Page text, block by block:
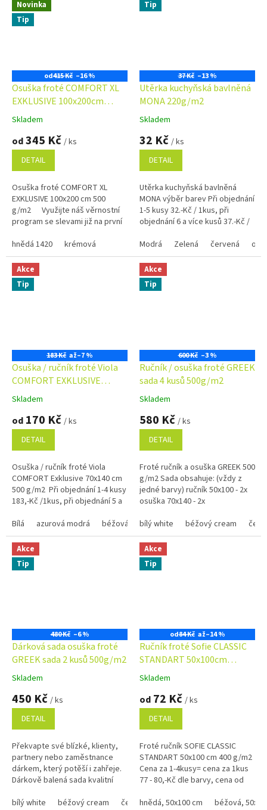
Novinka
Tip
od415 Kč –16 %
Osuška froté COMFORT XL
EXKLUSIVE 100x200cm
500g/m2
Průměrné
produktu
4,7
5
hvězdiček.
Skladem
od345 Kč / ks
DETAIL
Osuška froté COMFORT XL
EXKLUSIVE 100x200 cm 500
g/m2 Využijte náš věrnostní
program se slevami již na první
hnědá 1420
krémová
Tip
37 Kč –13 %
Utěrka kuchyňská bavlněná
MONA 220g/m2
Průměrné
hodnocení
produktu
4,9
5
hvězdiček.
Skladem
32 Kč / ks
DETAIL
Utěrka kuchyňská bavlněná
MONA výběr barev Při objednání
1-5 kusy 32.-Kč / 1kus, při
objednání 6 a více kusů 37.-Kč /
program se...
Modrá Zelená červená
Akce
Tip
183 Kč až–7 %
Osuška / ručník froté Viola
COMFORT EXKLUSIVE
70x140 cm 500 g/m2
Průměrné
produktu
5,0
5
hvězdiček.
Skladem
od 170 Kč / ks
DETAIL
Osuška / ručník froté Viola
COMFORT Exklusive 70x140 cm
500 g/m2 Při objednání 1-4 kusy
183,-Kč /1kus, při objednání 5 a
krémová, béžová a...
Bílá azurová modrá béžová černá červená hnědá 1420
Akce
Tip
600 Kč –3 %
Ručník / osuška froté GREEK
sada 4 kusů 500g/m2
Průměrné
hodnocení
produktu
5,0
5
hvězdiček.
Skladem
580 Kč / ks
DETAIL
Froté ručník a osuška GREEK 500
g/m2 Sada obsahuje: (vždy z
jedné barvy) ručník 50x100 - 2x
osuška 70x140 - 2x
bílý white
béžový cream
Akce
Tip
480 Kč –6 %
Dárková sada osuška froté
GREEK sada 2 kusů 500g/m2
Průměrné
hodnocení
produktu
5,0
5
hvězdiček.
Skladem
450 Kč / ks
DETAIL
Překvapte své blízké, klienty,
partnery nebo zaměstnance
dárkem, který potěší i zahřeje.
Dárkově balená sada kvalitní
praktická, ale i stylová....
bílý white béžový cream černý black tmavě modrý navy
Akce
Tip
od84 Kč až–14 %
Ručník froté Sofie CLASSIC
STANDART 50x100cm
400g/m2
Průměrné
produktu
4,9
5
hvězdiček.
Skladem
od 72 Kč / ks
DETAIL
Froté ručník SOFIE CLASSIC
STANDART 50x100 cm 400 g/m2
Cena za 1-4kusy= cena za 1kus
77 - 80,-Kč dle barvy, cena od
dle barvy Bílá, krémová,...
hnědá, 50x100 cm béžová,